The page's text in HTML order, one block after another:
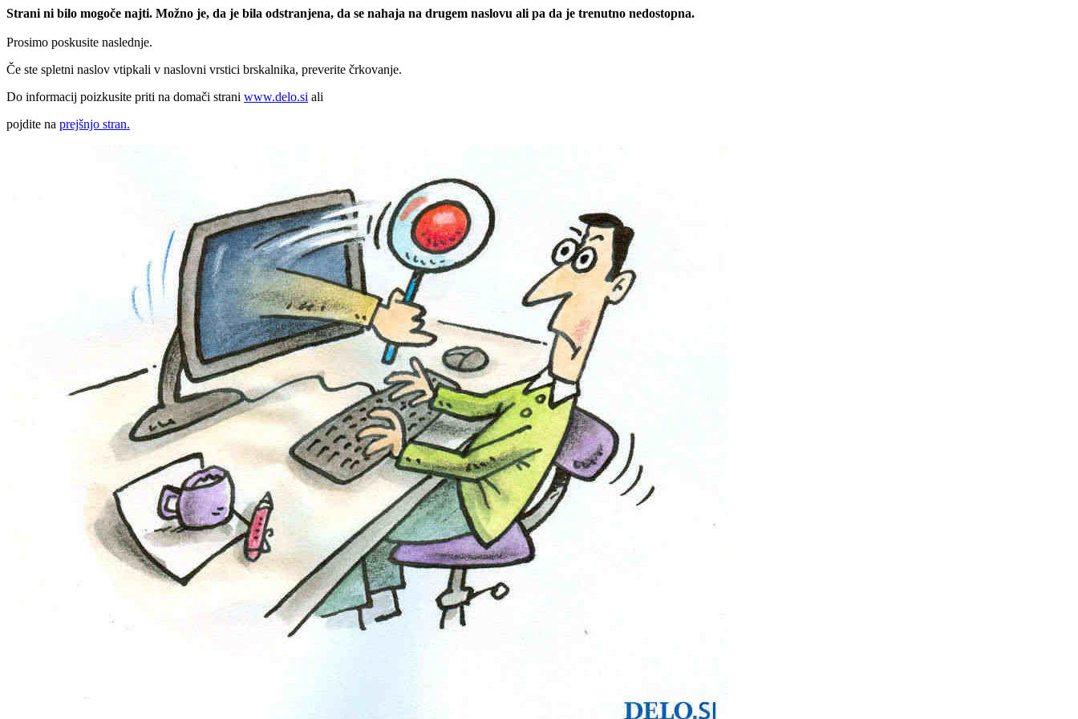
Strani ni bilo mogoče najti. Možno je, da je bila odstranjena, da se nahaja na drugem naslovu ali pa da je trenutno nedostopna.
Prosimo poskusite naslednje.
Če ste spletni naslov vtipkali v naslovni vrstici brskalnika, preverite črkovanje.
Do informacij poizkusite priti na domači strani www.delo.si ali
pojdite na prejšnjo stran.